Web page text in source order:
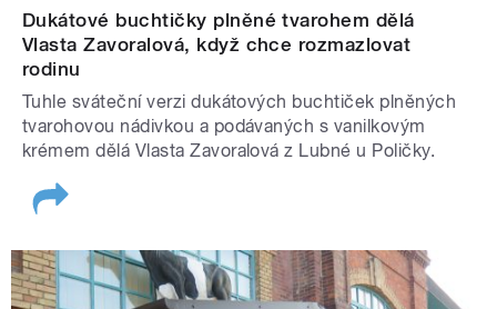
Dukátové buchtičky plněné tvarohem dělá
Vlasta Zavoralová, když chce rozmazlovat
rodinu
Tuhle sváteční verzi dukátových buchtiček plněných
tvarohovou nádivkou a podávaných s vanilkovým
krémem dělá Vlasta Zavoralová z Lubné u Poličky.